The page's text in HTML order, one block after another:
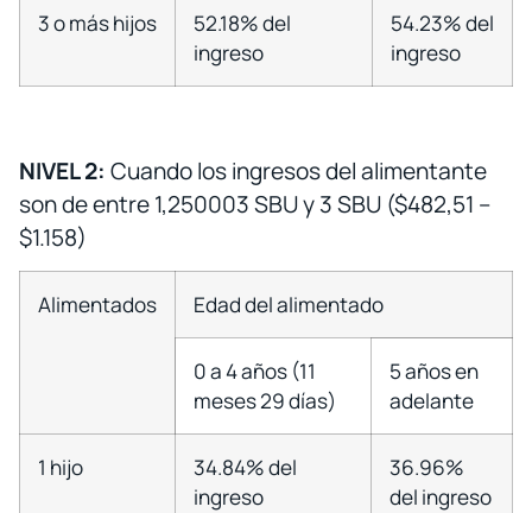
3 o más hijos
52.18% del
ingreso
54.23% del
ingreso
NIVEL 2: Cuando los ingresos del alimentante
son de entre 1,250003 SBU y 3 SBU ($482,51 –
$1.158)
Alimentados Edad del alimentado
0 a 4 años (11
meses 29 días)
5 años en
adelante
1 hijo
34.84% del
ingreso
36.96%
del ingreso